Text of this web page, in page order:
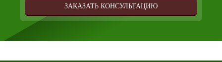
ЗАКАЗАТЬ КОНСУЛЬТАЦИЮ